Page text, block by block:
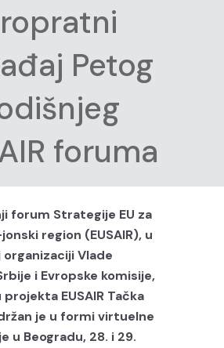
Petog
foruma
forum Strategije EU za
region (EUSAIR), u
Vlade
i Evropske komisije,
EUSAIR Tačka
je u formi virtuelne
u Beogradu, 28. i 29.